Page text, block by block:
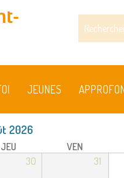
JEUNES
2026
JEU VEN
30 31